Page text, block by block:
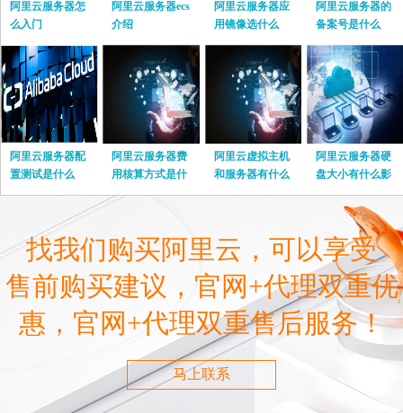
阿里云服务器怎
么入门
阿里云服务器ecs
介绍
阿里云服务器应
用镜像选什么
阿里云服务器的
备案号是什么
阿里云服务器配
置测试是什么
阿里云服务器费
用核算方式是什
么
阿里云虚拟主机
和服务器有什么
区别
阿里云服务器硬
盘大小有什么影
响
找我们购买阿里云，可以享受
售前购买建议，官网+代理双重优
惠，官网+代理双重售后服务！
马上联系